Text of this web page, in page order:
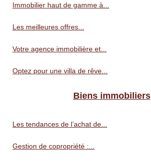
Immobilier haut de gamme à...
Les meilleures offres...
Votre agence immobilière et...
Optez pour une villa de rêve...
Biens immobiliers
Les tendances de l’achat de...
Gestion de copropriété :...